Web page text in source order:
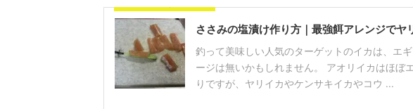
ささみの塩漬け作り方｜最強餌アレンジでヤ
釣って美味しい人気のターゲットのイカは、エ
ージは無いかもしれません。 アオリイカはほぼ
りですが、ヤリイカやケンサキイカやコウ ...